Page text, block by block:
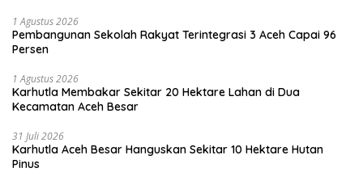
1 Agustus 2026
Pembangunan Sekolah Rakyat Terintegrasi 3 Aceh Capai 96
Persen
1 Agustus 2026
Karhutla Membakar Sekitar 20 Hektare Lahan di Dua
Kecamatan Aceh Besar
31 Juli 2026
Karhutla Aceh Besar Hanguskan Sekitar 10 Hektare Hutan
Pinus